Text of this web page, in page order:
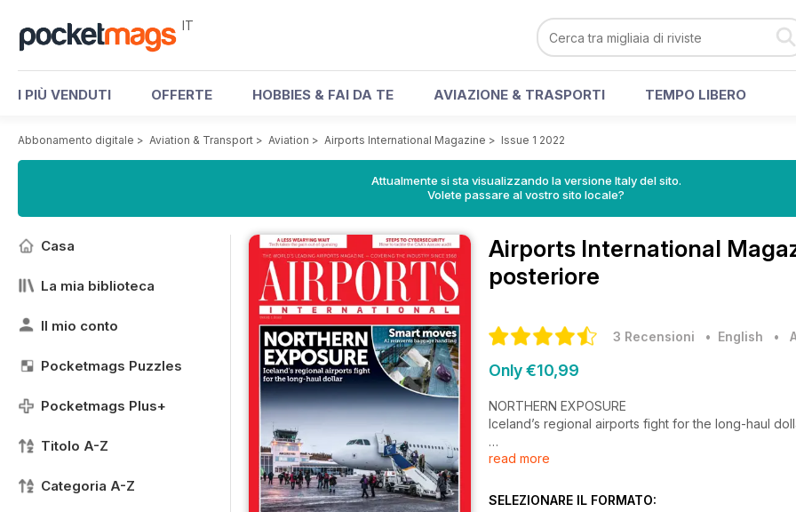
IT
I PIÙ VENDUTI OFFERTE HOBBIES & FAI DA TE AVIAZIONE & TRASPORTI TEMPO LIBERO
Abbonamento digitale > Aviation & Transport > Aviation > Airports International Magazine > Issue 1 2022
Attualmente si sta visualizzando la versione Italy del sito.
Volete passare al vostro sito locale?
Casa
La mia biblioteca
Il mio conto
Pocketmags Puzzles
Pocketmags Plus+
Titolo A-Z
Categoria A-Z
Airports International
posteriore
3 Recensioni • English •
Only €10,99
NORTHERN EXPOSURE
Iceland’s regional airports fight for the long-haul
A LESS WEARYING WAIT
read more
SELEZIONARE IL FORMATO: